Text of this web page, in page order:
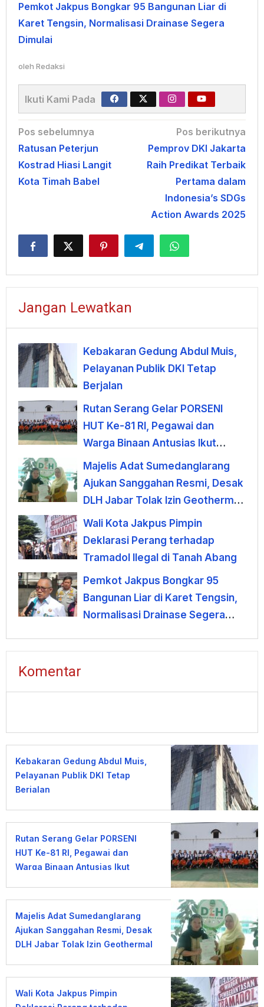
Pemkot Jakpus Bongkar 95 Bangunan Liar di
Karet Tengsin, Normalisasi Drainase Segera
Dimulai
oleh Redaksi
Ikuti Kami Pada
Navigasi
pos
Pos sebelumnya
Ratusan Peterjun
Kostrad Hiasi Langit
Kota Timah Babel
Pos berikutnya
Pemprov DKI Jakarta
Raih Predikat Terbaik
Pertama dalam
Indonesia’s SDGs
Action Awards 2025
Jangan Lewatkan
Kebakaran Gedung Abdul Muis,
Pelayanan Publik DKI Tetap
Berjalan
Rutan Serang Gelar PORSENI
HUT Ke-81 RI, Pegawai dan
Warga Binaan Antusias Ikut
Lomba
Majelis Adat Sumedanglarang
Ajukan Sanggahan Resmi, Desak
DLH Jabar Tolak Izin Geothermal
Gunung Tampomas
Wali Kota Jakpus Pimpin
Deklarasi Perang terhadap
Tramadol Ilegal di Tanah Abang
Pemkot Jakpus Bongkar 95
Bangunan Liar di Karet Tengsin,
Normalisasi Drainase Segera
Komentar
Kebakaran Gedung Abdul Muis,
Pelayanan Publik DKI Tetap
Berjalan
Rutan Serang Gelar PORSENI
HUT Ke-81 RI, Pegawai dan
Warga Binaan Antusias Ikut
Majelis Adat Sumedanglarang
Ajukan Sanggahan Resmi, Desak
DLH Jabar Tolak Izin Geothermal
Wali Kota Jakpus Pimpin